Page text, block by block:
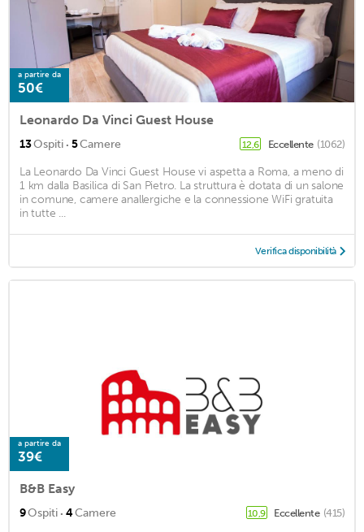
a partire da
50€
Leonardo Da Vinci Guest House
13Ospiti · 5Camere 12,6 Eccellente (1062)
La Leonardo Da Vinci Guest House vi aspetta a Roma, a meno di
1 km dalla Basilica di San Pietro. La struttura è dotata di un salone
in comune, camere anallergiche e la connessione WiFi gratuita
in tutte ...
Verifica disponibilità
a partire da
39€
B&B Easy
9Ospiti · 4Camere 10,9 Eccellente (415)